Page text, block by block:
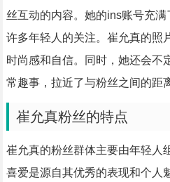
丝互动的内容。她的ins账号充
许多年轻人的关注。崔允真的照
时尚感和自信。同时，她还会不
常趣事，拉近了与粉丝之间的距
崔允真粉丝的特点
崔允真的粉丝群体主要由年轻人
喜爱是源自其优秀的表现和个人